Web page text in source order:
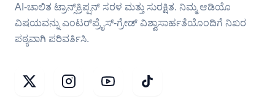
AI-ಚಾಲಿತ ಟ್ರಾನ್ಸ್‌ಕ್ರಿಪ್ಷನ್ ಸರಳ ಮತ್ತು ಸುರಕ್ಷಿತ. ನಿಮ್ಮ ಆಡಿಯೊ
ವಿಷಯವನ್ನು ಎಂಟರ್‌ಪ್ರೈಸ್-ಗ್ರೇಡ್ ವಿಶ್ವಾಸಾರ್ಹತೆಯೊಂದಿಗೆ ನಿಖರ
ಪಠ್ಯವಾಗಿ ಪರಿವರ್ತಿಸಿ.